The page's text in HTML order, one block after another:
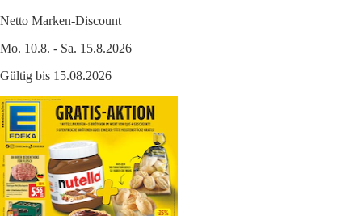
Netto Marken-Discount
Mo. 10.8. - Sa. 15.8.2026
Gültig bis 15.08.2026